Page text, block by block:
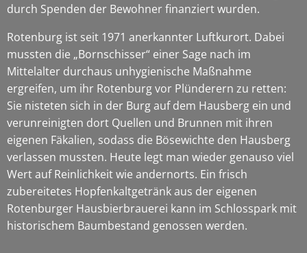
durch Spenden der Bewohner finanziert wurden.
Rotenburg ist seit 1971 anerkannter Luftkurort. Dabei
mussten die „Bornschisser“ einer Sage nach im
Mittelalter durchaus unhygienische Maßnahme
ergreifen, um ihr Rotenburg vor Plünderern zu retten:
Sie nisteten sich in der Burg auf dem Hausberg ein und
verunreinigten dort Quellen und Brunnen mit ihren
eigenen Fäkalien, sodass die Bösewichte den Hausberg
verlassen mussten. Heute legt man wieder genauso viel
Wert auf Reinlichkeit wie andernorts. Ein frisch
zubereitetes Hopfenkaltgetränk aus der eigenen
Rotenburger Hausbierbrauerei kann im Schlosspark mit
historischem Baumbestand genossen werden.